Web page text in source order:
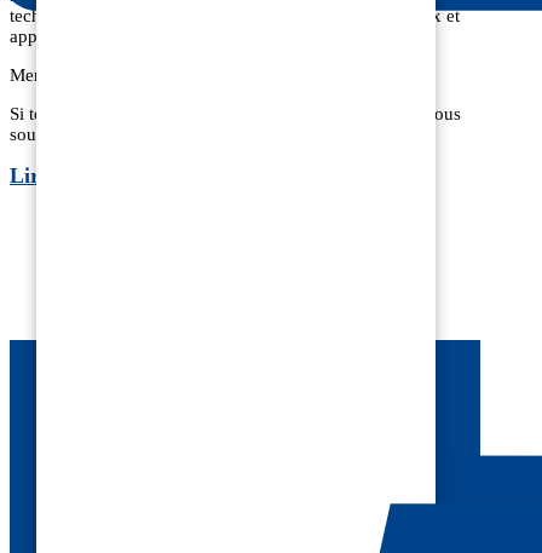
techniques des clients. Chaque collaborateur est précieux et
apporte, à sa façon, sa pierre à l’édifice.
Merci à tous !
Si toutefois vous n’avez pas eu l’occasion de lire nous vous
souhaitons bonne lecture…
Lire l’article
DE VOS PROJETS